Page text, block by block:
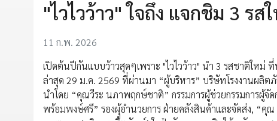
"ไวไวว้าว" ใจถึง แจกชิม 3 ร
11 ก.พ. 2026
เปิดต้นปีกันแบบว้าวสุดๆเพราะ "ไวไวว้าว" นำ 3 รสชาติใหม่
ล่าสุด 29 ม.ค. 2569 ที่ผ่านมา “ผู้บริหาร” บริษัทโรงงานผลิต
นำโดย “คุณวีระ นภาพฤกษ์ชาติ” กรรมการผู้ช่วยกรรมการผู้
พร้อมพงษ์ศรี” รองผุู้อำนวยการ ฝ่ายคลังสินค้าและจัดส่ง, “คุ